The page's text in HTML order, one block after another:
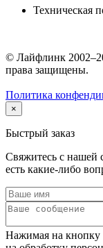
Техническая
© Лайфлинк
права защищены.
Политика
×
Быстрый заказ
Свяжитесь с нашей
есть какие-либо
Нажимая на кнопку